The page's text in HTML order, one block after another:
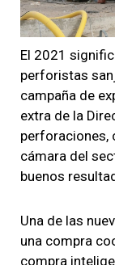
El 2021
perforistas
campaña de
extra de la
perforaciones,
cámara del
buenos
Una de las
una compra
compra